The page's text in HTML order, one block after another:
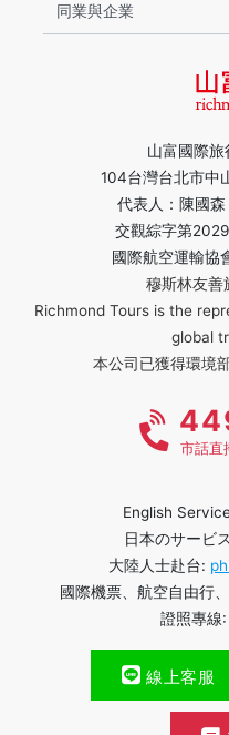
山富國際旅
104台灣台北市中
代表人：陳國
交觀綜字第
國際航空運輸協
穆斯林友善
Richmond Tours is the
global
本公司已獲得環境
同業與企業
市話直
English
日本のサービ
大陸人士赴台:
國際機票、航空自由行
證照專
線上客服